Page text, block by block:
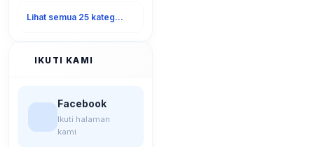
Lihat semua 25 kategori
IKUTI KAMI
Facebook
Ikuti halaman
kami